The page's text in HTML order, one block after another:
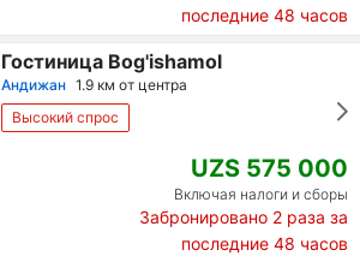
последние 48 часов
Гостиница Bog'ishamol
Андижан 1.9 км от центра
Высокий спрос
UZS 575 000
Включая налоги и сборы
Забронировано 2 раза за
последние 48 часов